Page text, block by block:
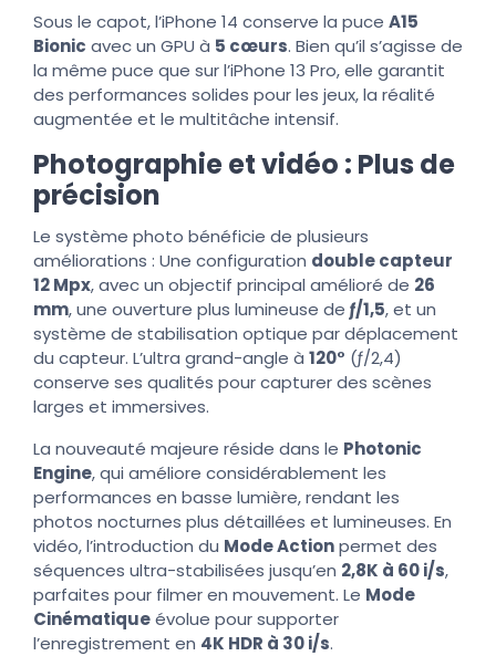
Sous le capot, l’iPhone 14 conserve la puce A15
Bionic avec un GPU à 5 cœurs. Bien qu’il s’agisse de
la même puce que sur l’iPhone 13 Pro, elle garantit
des performances solides pour les jeux, la réalité
augmentée et le multitâche intensif.
Photographie et vidéo : Plus de
précision
Le système photo bénéficie de plusieurs
améliorations : Une configuration double capteur
12 Mpx, avec un objectif principal amélioré de 26
mm, une ouverture plus lumineuse de ƒ/1,5, et un
système de stabilisation optique par déplacement
du capteur. L’ultra grand-angle à 120° (ƒ/2,4)
conserve ses qualités pour capturer des scènes
larges et immersives.
La nouveauté majeure réside dans le Photonic
Engine, qui améliore considérablement les
performances en basse lumière, rendant les
photos nocturnes plus détaillées et lumineuses. En
vidéo, l’introduction du Mode Actionpermet des
séquences ultra-stabilisées jusqu’en 2,8K à 60 i/s,
parfaites pour filmer en mouvement. Le Mode
Cinématiqueévolue pour supporter
l’enregistrement en 4K HDR à 30 i/s.